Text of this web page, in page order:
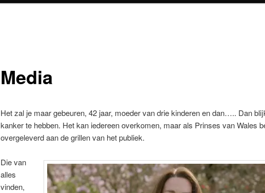
Media
Het zal je maar gebeuren, 42 jaar, moeder van drie kinderen en dan….. Dan
kanker te hebben. Het kan iedereen overkomen, maar als Prinses van Wales
overgeleverd aan de grillen van het publiek.
Die van
alles
vinden,